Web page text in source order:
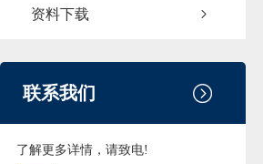
资料下载
联系我们
了解更多详情，请致电!